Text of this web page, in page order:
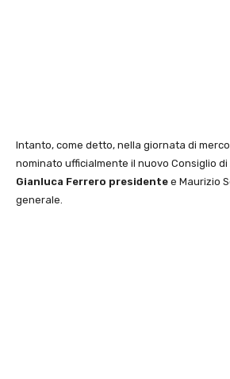
Intanto, come detto, nella giornata di
nominato ufficialmente il nuovo Consiglio
Gianluca Ferrero presidente e Maurizio
generale.